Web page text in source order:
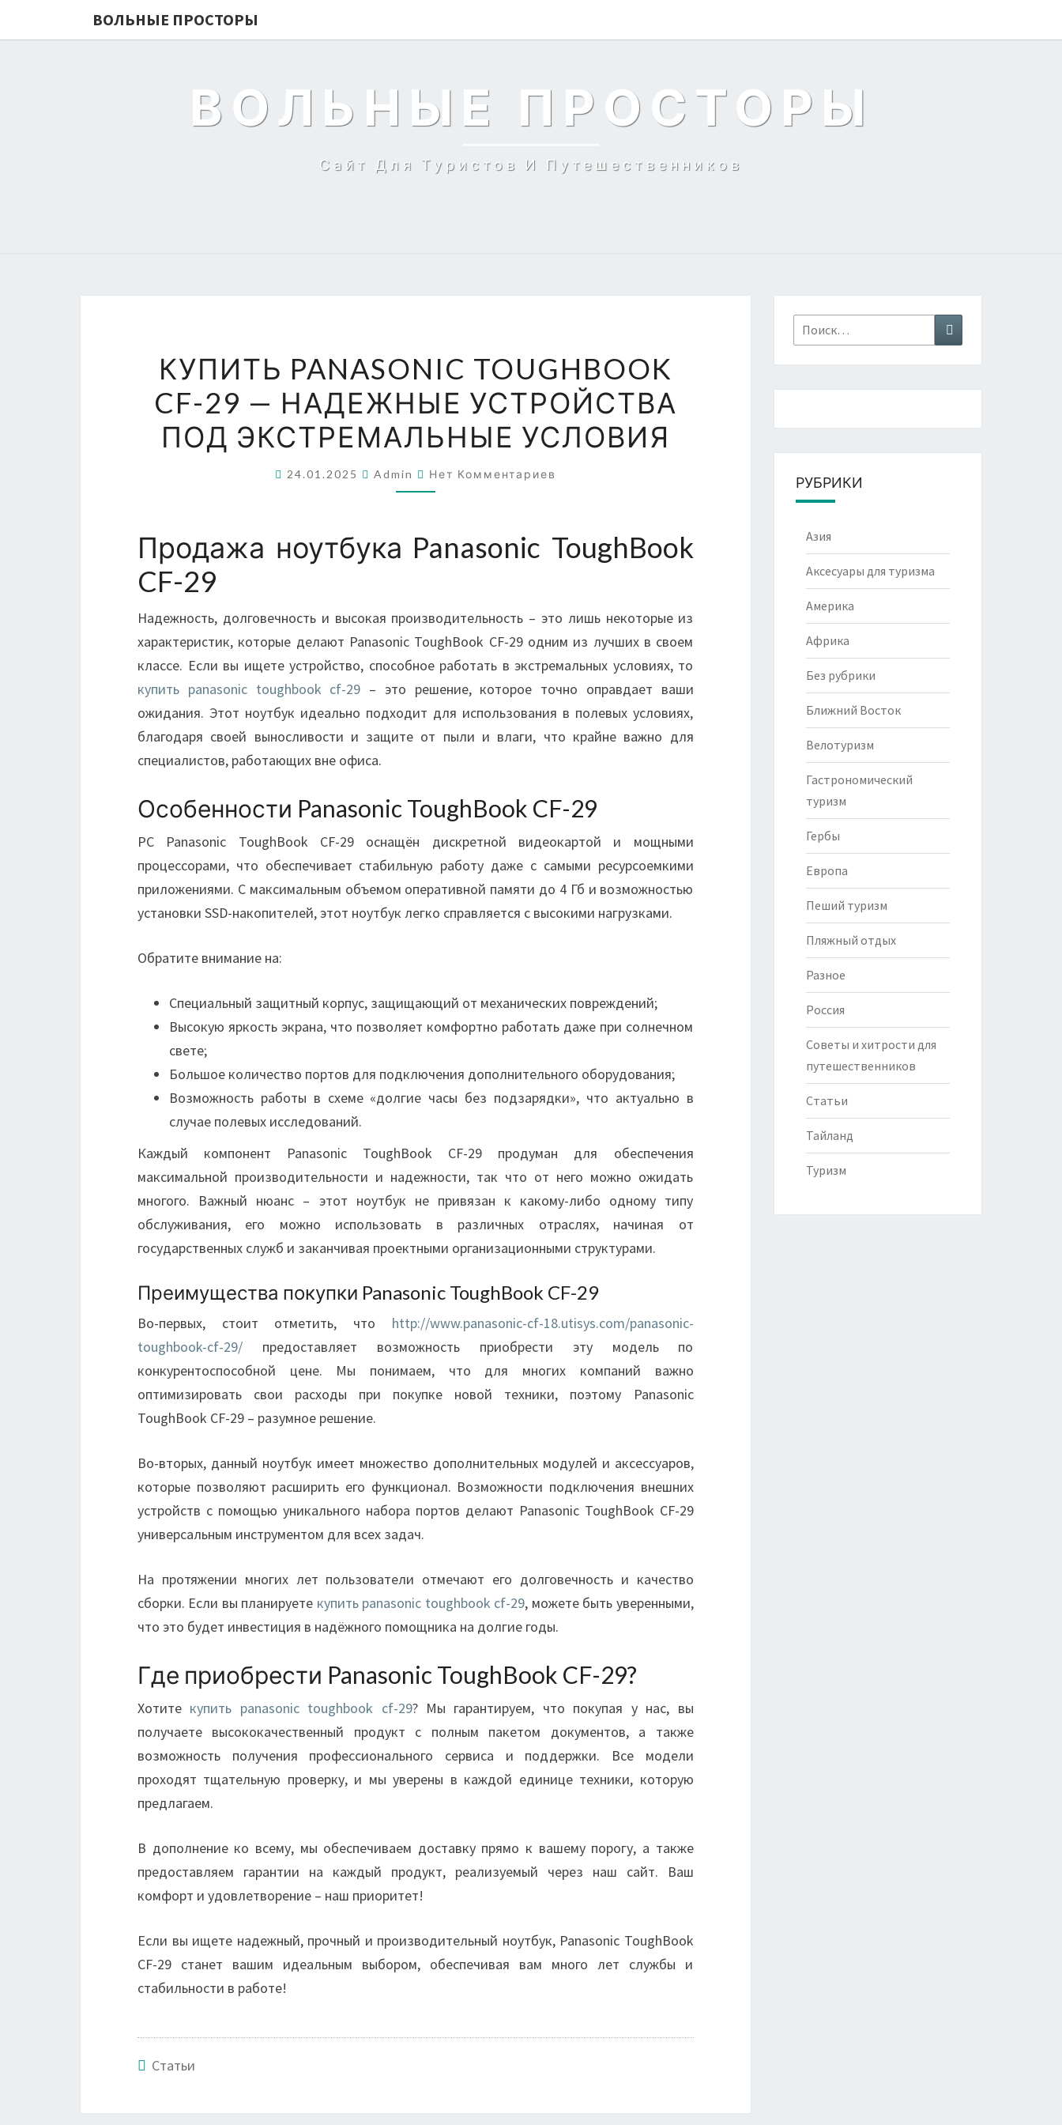
ВОЛЬНЫЕ ПРОСТОРЫ
ВОЛЬНЫЕ ПРОСТОРЫ
Сайт Для Туристов И Путешественников
PANASONIC
TOUGHBOOK
CF-
29
НАДЕЖНЫЕ
ПОД
ЭКСТРЕМАЛЬНЫЕ
КУПИТЬ PANASONIC TOUGHBOOK
CF-29 — НАДЕЖНЫЕ УСТРОЙСТВА
ПОД ЭКСТРЕМАЛЬНЫЕ УСЛОВИЯ
24.01.2025 Admin Комментарии
Нет Комментариев
Продажа ноутбука Panasonic ToughBook
CF-29
Надежность, долговечность и высокая производительность – это лишь некоторые из
характеристик, которые делают Panasonic ToughBook CF-29 одним из лучших в своем
классе. Если вы ищете устройство, способное работать в экстремальных условиях, то
купить panasonic toughbook cf-29 – это решение, которое точно оправдает ваши
ожидания. Этот ноутбук идеально подходит для использования в полевых условиях,
благодаря своей выносливости и защите от пыли и влаги, что крайне важно для
специалистов, работающих вне офиса.
Особенности Panasonic ToughBook CF-29
PC Panasonic ToughBook CF-29 оснащён дискретной видеокартой и мощными
процессорами, что обеспечивает стабильную работу даже с самыми ресурсоемкими
приложениями. С максимальным объемом оперативной памяти до 4 Гб и возможностью
установки SSD-накопителей, этот ноутбук легко справляется с высокими нагрузками.
Обратите внимание на:
Специальный защитный корпус, защищающий от механических повреждений;
Высокую яркость экрана, что позволяет комфортно работать даже при солнечном
свете;
Большое количество портов для подключения дополнительного оборудования;
Возможность работы в схеме «долгие часы без подзарядки», что актуально в
случае полевых исследований.
Каждый компонент Panasonic ToughBook CF-29 продуман для обеспечения
максимальной производительности и надежности, так что от него можно ожидать
многого. Важный нюанс – этот ноутбук не привязан к какому-либо одному типу
обслуживания, его можно использовать в различных отраслях, начиная от
государственных служб и заканчивая проектными организационными структурами.
Преимущества покупки Panasonic ToughBook CF-29
Во-первых, стоит отметить, что http://www.panasonic-cf-18.utisys.com/panasonic-
toughbook-cf-29/ предоставляет возможность приобрести эту модель по
конкурентоспособной цене. Мы понимаем, что для многих компаний важно
оптимизировать свои расходы при покупке новой техники, поэтому Panasonic
ToughBook CF-29 – разумное решение.
Во-вторых, данный ноутбук имеет множество дополнительных модулей и аксессуаров,
которые позволяют расширить его функционал. Возможности подключения внешних
устройств с помощью уникального набора портов делают Panasonic ToughBook CF-29
универсальным инструментом для всех задач.
На протяжении многих лет пользователи отмечают его долговечность и качество
сборки. Если вы планируете купить panasonic toughbook cf-29, можете быть уверенными,
что это будет инвестиция в надёжного помощника на долгие годы.
Где приобрести Panasonic ToughBook CF-29?
Хотите купить panasonic toughbook cf-29? Мы гарантируем, что покупая у нас, вы
получаете высококачественный продукт с полным пакетом документов, а также
возможность получения профессионального сервиса и поддержки. Все модели
проходят тщательную проверку, и мы уверены в каждой единице техники, которую
предлагаем.
В дополнение ко всему, мы обеспечиваем доставку прямо к вашему порогу, а также
предоставляем гарантии на каждый продукт, реализуемый через наш сайт. Ваш
комфорт и удовлетворение – наш приоритет!
Если вы ищете надежный, прочный и производительный ноутбук, Panasonic ToughBook
CF-29 станет вашим идеальным выбором, обеспечивая вам много лет службы и
стабильности в работе!
Статьи
Найти: Поиск
РУБРИКИ
Азия
Аксесуары для туризма
Америка
Африка
Без рубрики
Ближний Восток
Велотуризм
Гастрономический
туризм
Гербы
Европа
Пеший туризм
Пляжный отдых
Разное
Россия
Советы и хитрости для
путешественников
Статьи
Тайланд
Туризм